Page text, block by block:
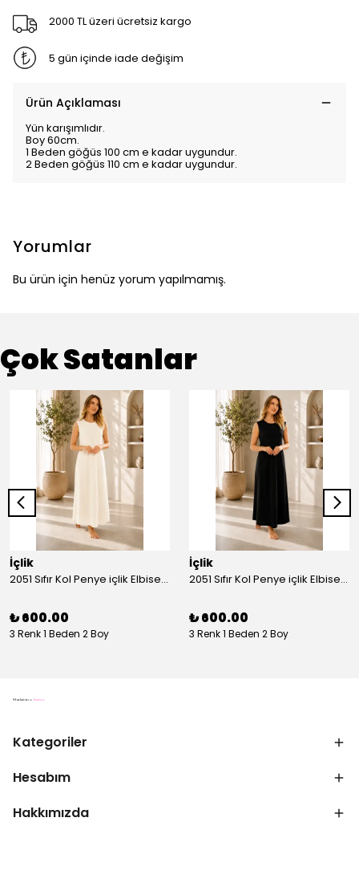
2000 TL üzeri ücretsiz kargo
5 gün içinde iade değişim
Ürün Açıklaması
Yün karışımlıdır.
Boy 60cm.
1 Beden göğüs 100 cm e kadar uygundur.
2 Beden göğüs 110 cm e kadar uygundur.
Yorumlar
Bu ürün için henüz yorum yapılmamış.
Çok Satanlar
İçlik
2051 Sıfır Kol Penye içlik Elbise - Ekru
₺ 600.00
3 Renk 1 Beden 2 Boy
İçlik
2051 Sıfır Kol Penye içlik Elbise - Siyah
₺ 600.00
3 Renk 1 Beden 2 Boy
Kategoriler
Hesabım
Hakkımızda